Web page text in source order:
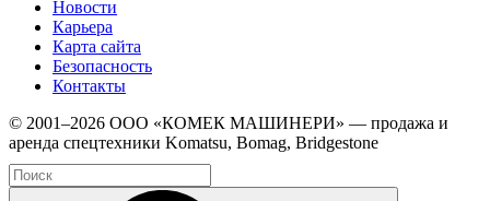
Новости
Карьера
Карта сайта
Безопасность
Контакты
© 2001–2026 ООО «КОМЕК МАШИНЕРИ» — продажа и
аренда спецтехники Komatsu, Bomag, Bridgestone